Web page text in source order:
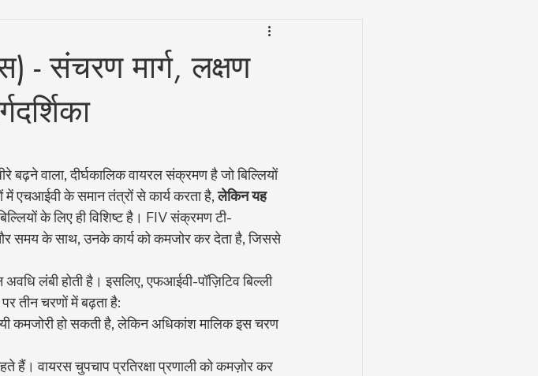
- संचरण मार्ग, लक्षण
बढ़ने वाला, दीर्घकालिक वायरल संक्रमण है जो बिल्लियों
में एचआईवी के समान तंत्रों से कार्य करता है, लेकिन यह
के लिए ही विशिष्ट है। FIV संक्रमण टी-
और समय के साथ, उनके कार्य को कमजोर कर देता है, जिससे
लंबी होती है। इसलिए, एफआईवी-पॉज़िटिव बिल्ली
तीन चरणों में बढ़ता है:
कमजोरी हो सकती है, लेकिन अधिकांश मालिक इस चरण
हैं। वायरस चुपचाप प्रतिरक्षा प्रणाली को कमज़ोर कर